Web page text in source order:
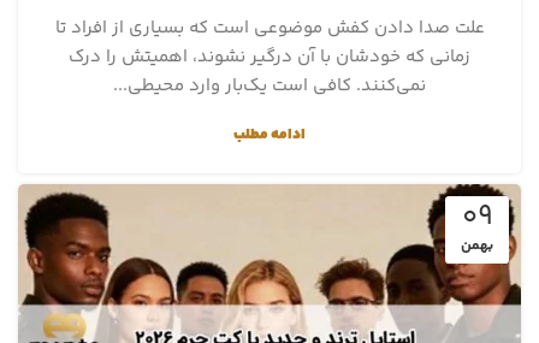
علت صدا دادن کفش موضوعی است که بسیاری از افراد تا
زمانی که خودشان با آن درگیر نشوند، اهمیتش را درک
نمی‌کنند. کافی است یک‌بار وارد محیطی...
ادامه مطلب
09
بهمن